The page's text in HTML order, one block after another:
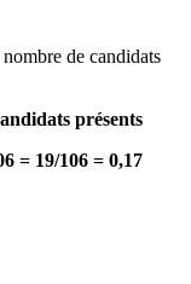
de candidats
présents
= 19/106 = 0,17